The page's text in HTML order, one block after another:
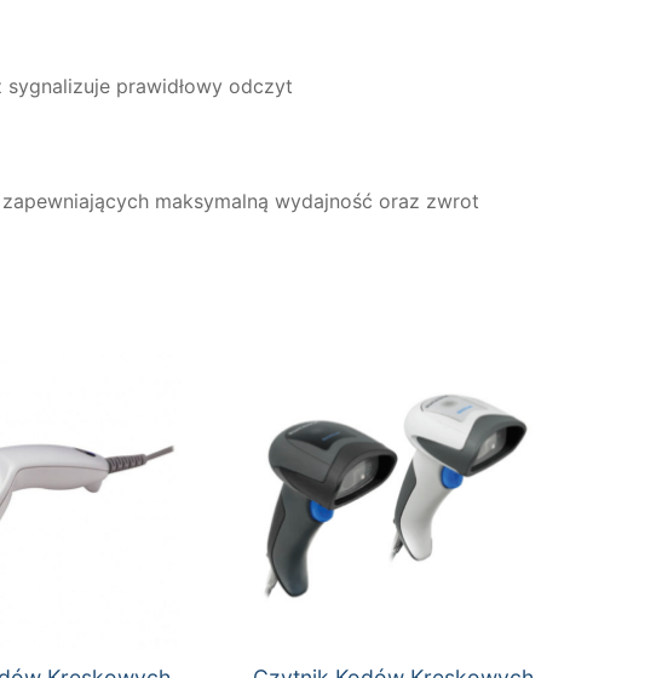
prawidłowy odczyt
maksymalną wydajność oraz zwrot